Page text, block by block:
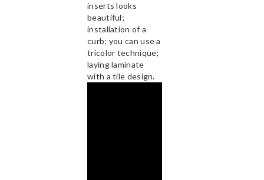
inserts looks
beautiful;
installation of a
curb; you can use a
tricolor technique;
laying laminate
with a tile design.